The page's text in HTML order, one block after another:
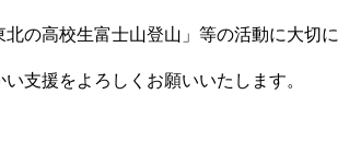
の高校生富士山登山」等の活動に大切に
支援をよろしくお願いいたします。